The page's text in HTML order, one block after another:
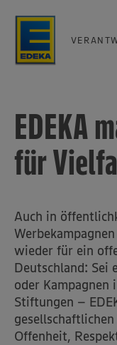
EDEKA
für
Auch in
wieder für ein
Deutschland: Sei
oder Kampagnen
Stiftungen –
Offenheit,